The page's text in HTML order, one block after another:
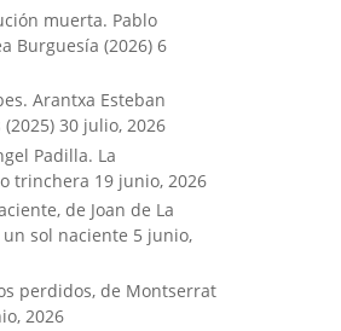
muerta. Pablo
Burguesía (2026) 6
Arantxa Esteban
30 julio, 2026
Padilla. La
trinchera 19 junio, 2026
de Joan de La
un sol naciente 5 junio,
perdidos, de Montserrat
2026